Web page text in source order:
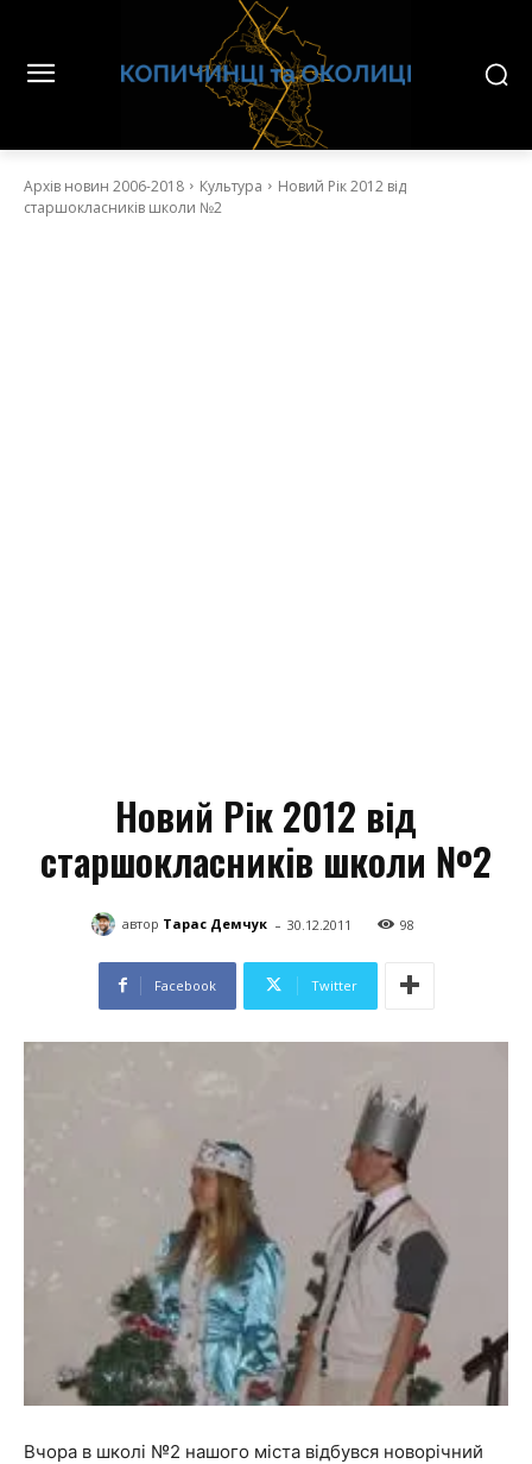
Архів новин 2006-2018 Культура
Новий Рік 2012 від
старшокласників школи №2
Новий Рік 2012 від
старшокласників школи №2
автор Тарас Демчук - 30.12.2011 98
Facebook Twitter
Вчора в школі №2 нашого міста відбувся новорічний